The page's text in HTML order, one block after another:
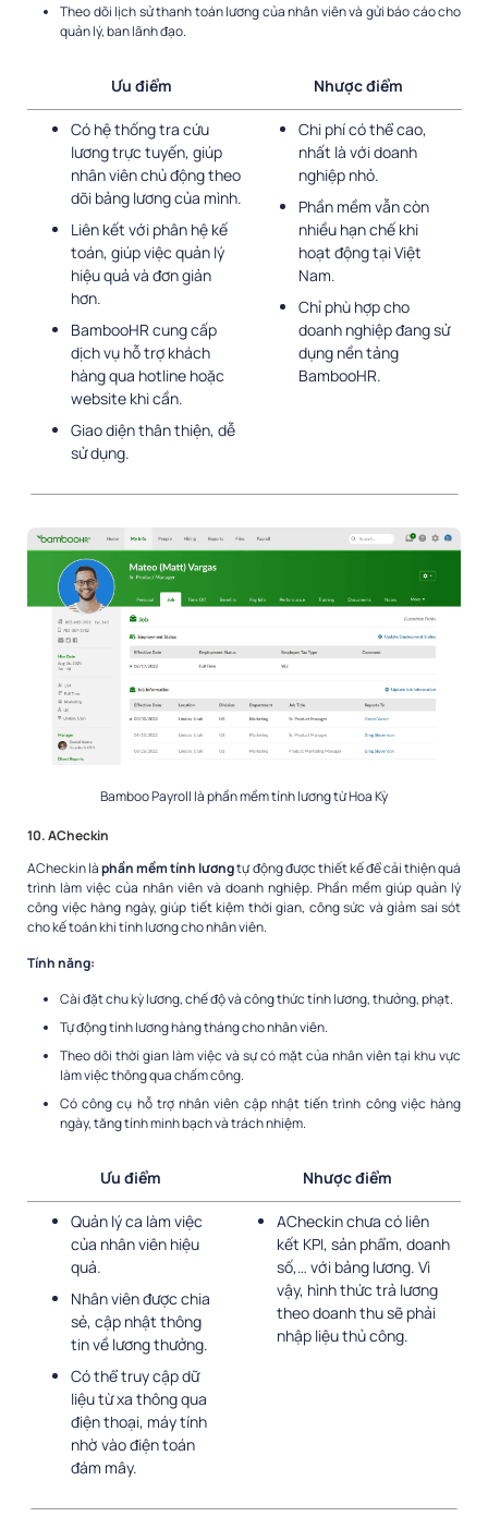
Theo dõi lịch sử thanh toán lương của nhân viên và gửi báo cáo cho
quản lý, ban lãnh đạo.
Ưu điểm Nhược điểm
Có hệ thống tra cứu
lương trực tuyến, giúp
nhân viên chủ động theo
dõi bảng lương của mình.
Liên kết với phân hệ kế
toán, giúp việc quản lý
hiệu quả và đơn giản
hơn.
BambooHR cung cấp
dịch vụ hỗ trợ khách
hàng qua hotline hoặc
website khi cần.
Giao diện thân thiện, dễ
sử dụng.
Chi phí có thể cao,
nhất là với doanh
nghiệp nhỏ.
Phần mềm vẫn còn
nhiều hạn chế khi
hoạt động tại Việt
Nam.
Chỉ phù hợp cho
doanh nghiệp đang sử
dụng nền tảng
BambooHR.
Bamboo Payroll là phần mềm tính lương từ Hoa Kỳ
10. ACheckin
ACheckin làphần mềm tính lươngtự động được thiết kế để cải thiện quá
trình làm việc của nhân viên và doanh nghiệp. Phần mềm giúp quản lý
công việc hàng ngày, giúp tiết kiệm thời gian, công sức và giảm sai sót
cho kế toán khi tính lương cho nhân viên.
Tính năng:
Cài đặt chu kỳ lương, chế độ và công thức tính lương, thưởng, phạt.
Tự động tính lương hàng tháng cho nhân viên.
Theo dõi thời gian làm việc và sự có mặt của nhân viên tại khu vực
làm việc thông qua chấm công.
Có công cụ hỗ trợ nhân viên cập nhật tiến trình công việc hàng
ngày, tăng tính minh bạch và trách nhiệm.
Ưu điểm Nhược điểm
Quản lý ca làm việc
của nhân viên hiệu
quả.
Nhân viên được chia
sẻ, cập nhật thông
tin về lương thưởng.
Có thể truy cập dữ
liệu từ xa thông qua
điện thoại, máy tính
nhờ vào điện toán
đám mây.
ACheckin chưa có liên
kết KPI, sản phẩm, doanh
số,… với bảng lương. Vì
vậy, hình thức trả lương
theo doanh thu sẽ phải
nhập liệu thủ công.